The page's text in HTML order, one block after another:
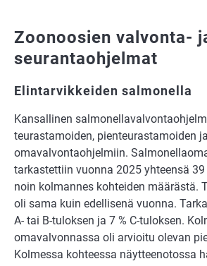
Zoonoosien valvonta-
seurantaohjelmat
Elintarvikkeiden salmonella
Kansallinen
teurastamoiden, pienteurastamoiden
omavalvontaohjelmiin.
tarkastettiin vuonna 2025 yhteensä
noin kolmannes kohteiden määrästä.
oli sama kuin edellisenä vuonna.
A- tai B-tuloksen ja 7 % C-tuloksen.
omavalvonnassa oli arvioitu olevan
Kolmessa kohteessa näytteenotossa